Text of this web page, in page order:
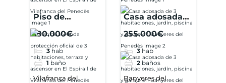
Piso de
vivienda
oficial de 3
habitaciones,
terraza y
180.000€
3 hab
1 baño
Vilafranca del
Casa adosada
de 3
jardín, piscina y
garaje en
Banyeres del
255.000€
3 hab
2 baños
Banyeres del